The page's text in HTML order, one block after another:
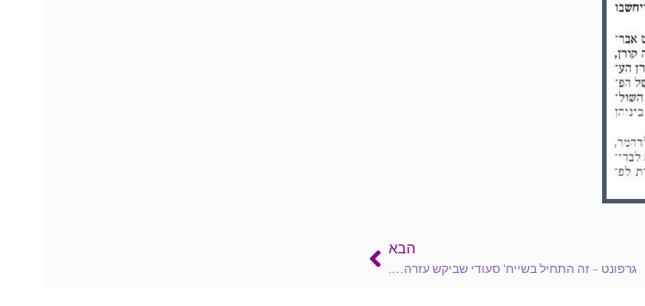
הבא
גרפונט – זה התחיל בשייח' סעודי שביקש עזרה….